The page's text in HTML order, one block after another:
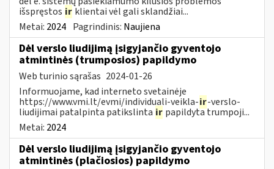
išspręstos ir klientai vėl gali sklandžiai...
Metai: 2024 Pagrindinis: Naujiena
Dėl verslo liudijimą įsigyjančio gyventojo
atmintinės (trumposios) papildymo
Web turinio sąrašas 2024-01-26
Informuojame, kad interneto svetainėje
https://www.vmi.lt/evmi/individuali-veikla-ir-verslo-
liudijimai patalpinta patikslinta ir papildyta trumpoji...
Metai: 2024
Dėl verslo liudijimą įsigyjančio gyventojo
atmintinės (plačiosios) papildymo